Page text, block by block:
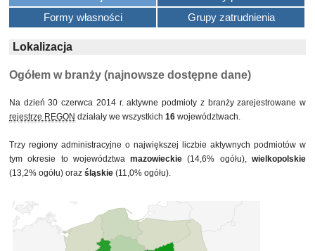
Formy własności
Grupy zatrudnienia
Lokalizacja
Ogółem w branży (najnowsze dostępne dane)
Na dzień 30 czerwca 2014 r. aktywne podmioty z branży zarejestrowane w
rejestrze REGON działały we wszystkich 16 województwach.
Trzy regiony administracyjne o największej liczbie aktywnych podmiotów w
tym okresie to województwamazowieckie (14,6% ogółu),wielkopolskie
(13,2% ogółu) oraz śląskie (11,0% ogółu).